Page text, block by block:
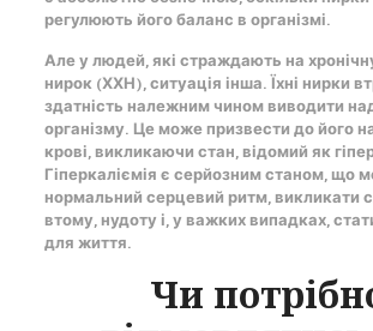
регулюють його баланс в організмі.
Але у людей, які страждають на
нирок (ХХН), ситуація інша. Їхні нирки
здатність належним чином виводити
організму. Це може призвести до його
крові, викликаючи стан, відомий як
Гіперкаліємія є серйозним станом, що
нормальний серцевий ритм, викликати
втому, нудоту і, у важких випадках,
для життя.
Чи